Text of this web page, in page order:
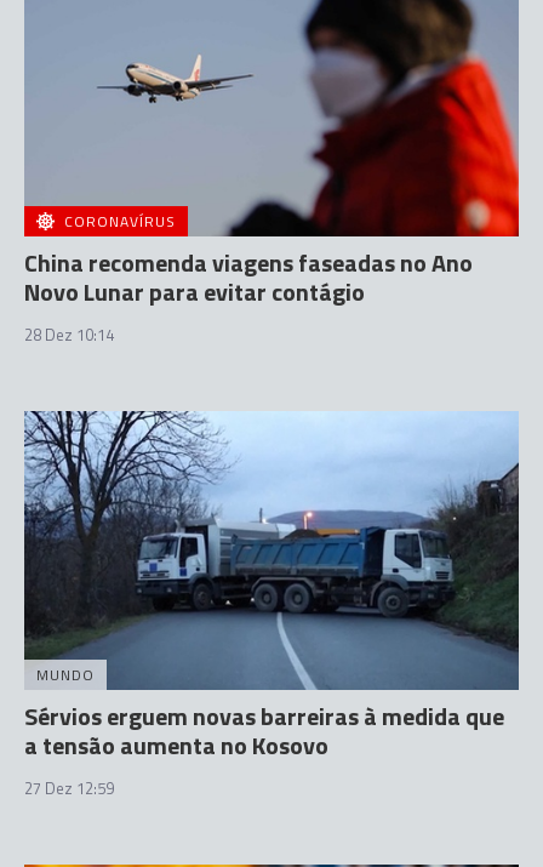
CORONAVÍRUS
China recomenda viagens faseadas no Ano
Novo Lunar para evitar contágio
28 Dez 10:14
MUNDO
Sérvios erguem novas barreiras à medida que
a tensão aumenta no Kosovo
27 Dez 12:59